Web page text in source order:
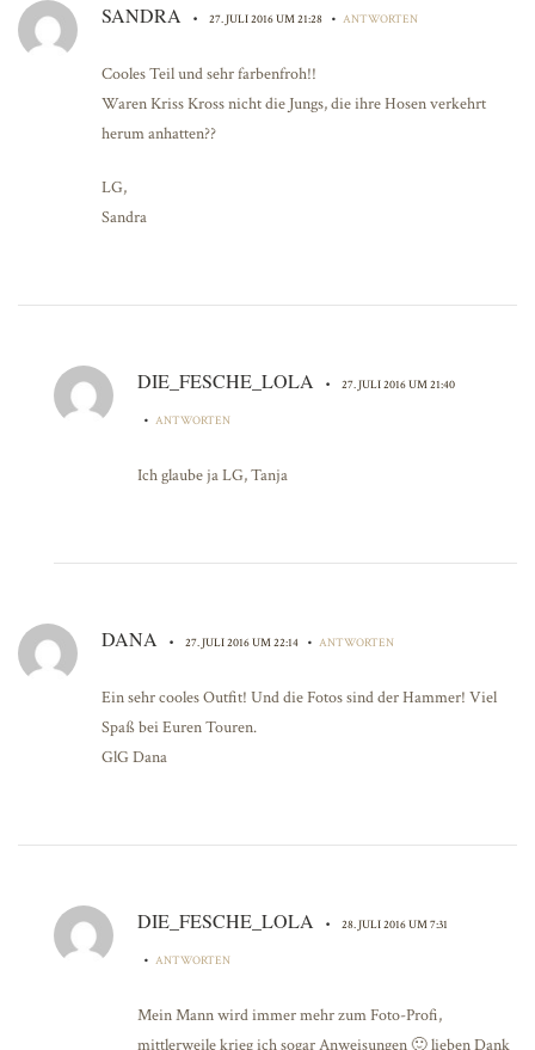
SANDRA • 27. JULI 2016 UM 21:28 • ANTWORTEN
Cooles Teil und sehr farbenfroh!!
Waren Kriss Kross nicht die Jungs, die ihre Hosen verkehrt
herum anhatten??
LG,
Sandra
DIE_FESCHE_LOLA • 27. JULI 2016 UM 21:40
• ANTWORTEN
Ich glaube ja LG, Tanja
DANA • 27. JULI 2016 UM 22:14 • ANTWORTEN
Ein sehr cooles Outfit! Und die Fotos sind der Hammer! Viel
Spaß bei Euren Touren.
GlG Dana
DIE_FESCHE_LOLA • 28. JULI 2016 UM 7:31
• ANTWORTEN
Mein Mann wird immer mehr zum Foto-Profi,
mittlerweile krieg ich sogar Anweisungen 🙂 lieben Dank